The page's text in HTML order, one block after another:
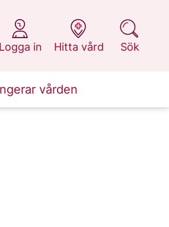
Logga in
på 1177.se
Hitta vård
på 1177.se
Sök
på 1177.se
vården